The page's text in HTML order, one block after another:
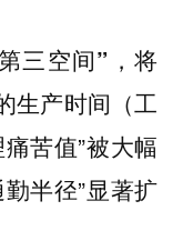
三空间”，将
生产时间 （工
苦值”被大幅
半径”显著扩